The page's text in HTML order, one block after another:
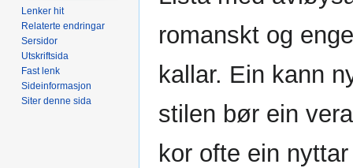
romanskt og
kallar. Ein kann
stilen bør ein
kor ofte ein
Lenker hit
Relaterte endringar
Sersidor
Utskriftsida
Fast lenk
Sideinformasjon
Siter denne sida